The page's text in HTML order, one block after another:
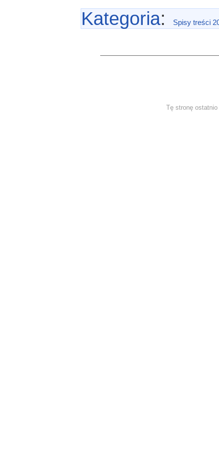
Kategoria: Spisy treści
Tę stronę